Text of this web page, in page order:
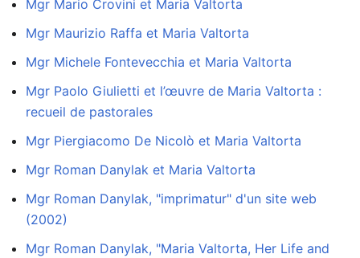
Mgr Mario Crovini et Maria Valtorta
Mgr Maurizio Raffa et Maria Valtorta
Mgr Michele Fontevecchia et Maria Valtorta
Mgr Paolo Giulietti et l’œuvre de Maria Valtorta :
recueil de pastorales
Mgr Piergiacomo De Nicolò et Maria Valtorta
Mgr Roman Danylak et Maria Valtorta
Mgr Roman Danylak, "imprimatur" d'un site web
(2002)
Mgr Roman Danylak, "Maria Valtorta, Her Life and